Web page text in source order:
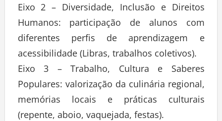
Eixo 2 – Diversidade, Inclusão e Direitos
Humanos: participação de alunos com
diferentes perfis de aprendizagem e
acessibilidade (Libras, trabalhos coletivos).
Eixo 3 – Trabalho, Cultura e Saberes
Populares: valorização da culinária regional,
memórias locais e práticas culturais
(repente, aboio, vaquejada, festas).